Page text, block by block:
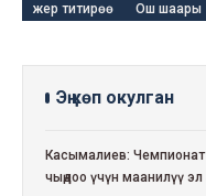
жер титирөө Ош шаары
Эң көп окулган
Касымалиев:
чыңдоо үчүн маанилүү